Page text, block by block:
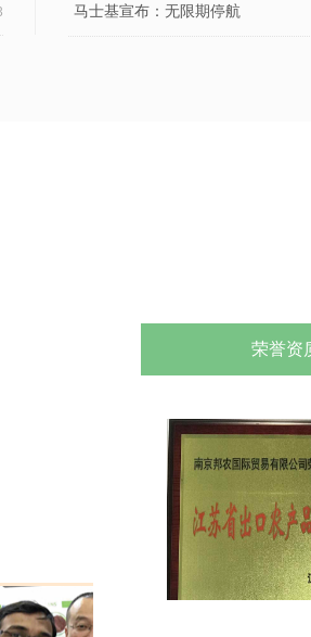
迎来新考验
马士基宣布：无限期停航
荣誉资